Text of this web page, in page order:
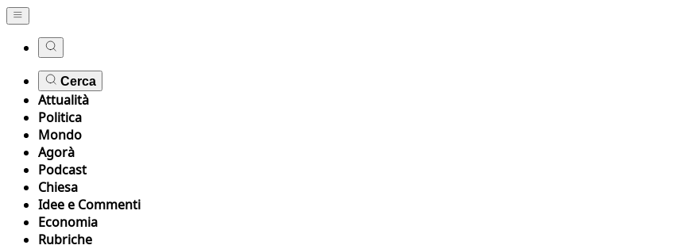
Cerca
Attualità
Politica
Mondo
Agorà
Podcast
Chiesa
Idee e Commenti
Economia
Rubriche